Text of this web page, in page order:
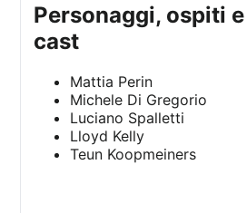
personaggi, ospiti e membri del
cast
Mattia Perin
Michele Di Gregorio
Luciano Spalletti
Lloyd Kelly
Teun Koopmeiners